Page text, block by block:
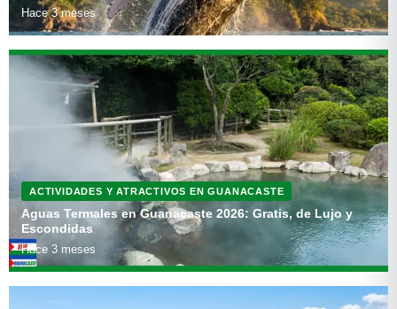
Hace 3 meses
ACTIVIDADES Y ATRACTIVOS EN GUANACASTE
Aguas Termales en Guanacaste 2026: Gratis, de Lujo y
Escondidas
Hace 3 meses